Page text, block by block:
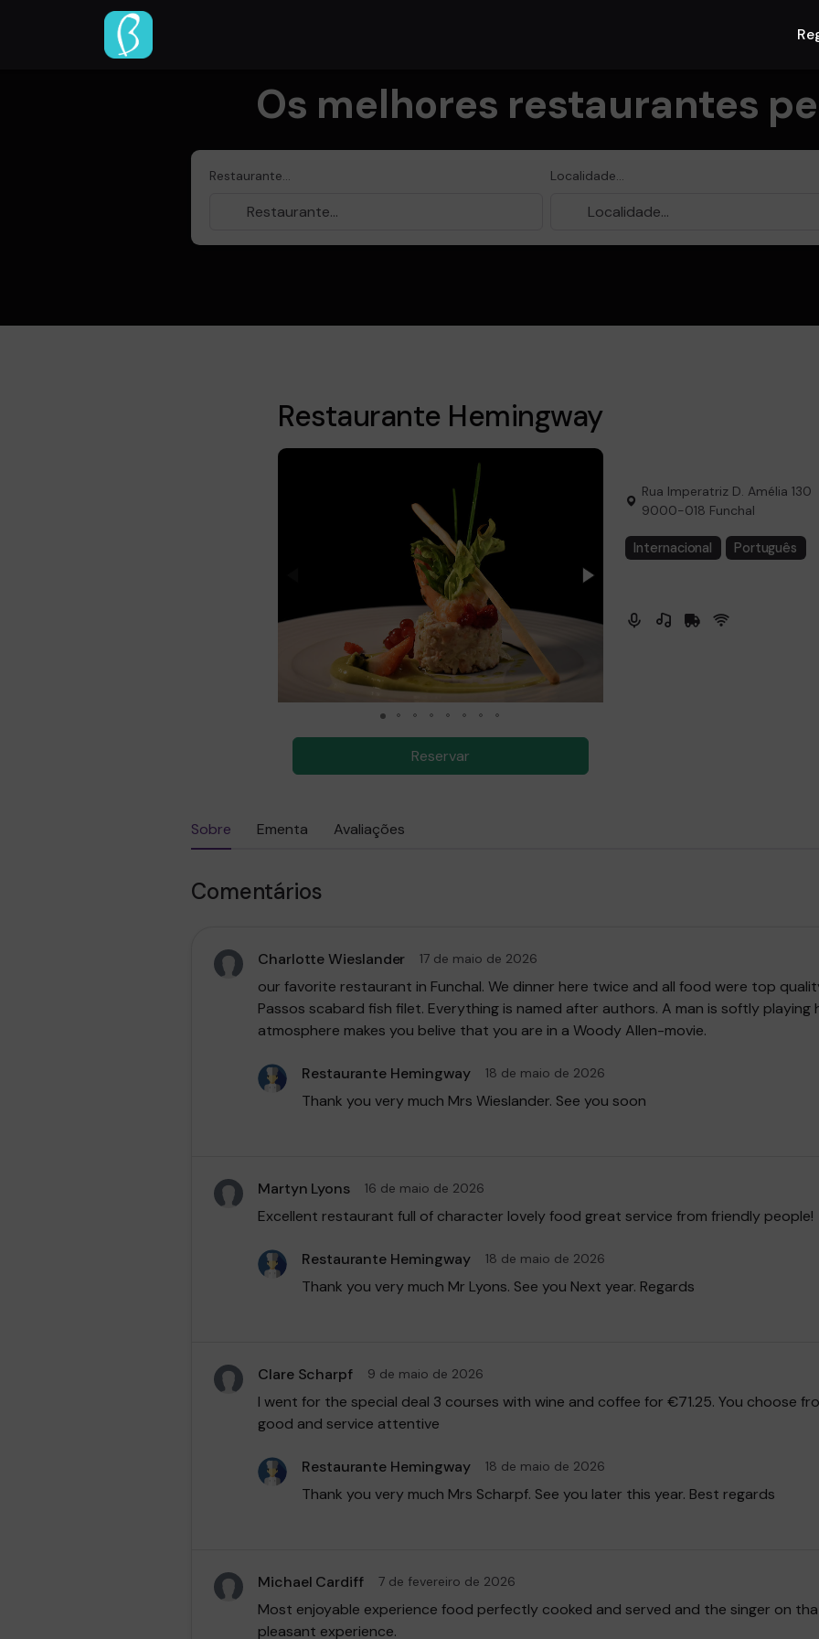
Os melhores restaurantes
Restaurante... Localidade...
Restaurante Hemingway
Reservar
Rua Imperatriz D. Amélia 130
9000-018 Funchal
Internacional Português
Sobre Ementa Avaliações
Comentários
Charlotte Wieslander 17 de maio de 2026
our favorite restaurant in Funchal. We dinner here twice and all food were top
Passos scabard fish filet. Everything is named after authors. A man is softly
atmosphere makes you belive that you are in a Woody Allen-movie.
Restaurante Hemingway 18 de maio de 2026
Thank you very much Mrs Wieslander. See you soon
Martyn Lyons 16 de maio de 2026
Excellent restaurant full of character lovely food great service from friendly people!
Restaurante Hemingway 18 de maio de 2026
Thank you very much Mr Lyons. See you Next year. Regards
Clare Scharpf 9 de maio de 2026
I went for the special deal 3 courses with wine and coffee for €71.25. You choose
good and service attentive
Restaurante Hemingway 18 de maio de 2026
Thank you very much Mrs Scharpf. See you later this year. Best regards
Michael Cardiff 7 de fevereiro de 2026
Most enjoyable experience food perfectly cooked and served and the singer on
pleasant experience.